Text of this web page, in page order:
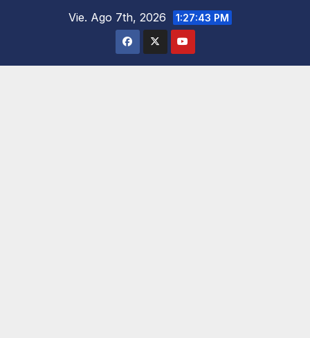
Vie. Ago 7th, 2026 1:27:45 PM